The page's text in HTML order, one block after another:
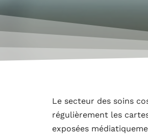
Le secteur des soins
régulièrement les
exposées